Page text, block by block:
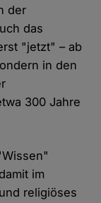
der
das
"jetzt" – ab
in den
300 Jahre
im
religiöses